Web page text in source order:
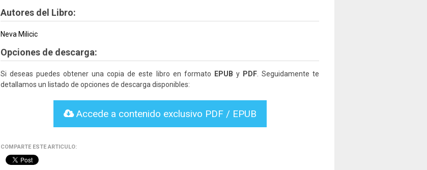
Autores del Libro:
Neva Milicic
Opciones de descarga:
Si deseas puedes obtener una copia de este libro en formato EPUB y PDF. Seguidamente te
detallamos un listado de opciones de descarga disponibles:
Accede a contenido exclusivo PDF / EPUB
COMPARTE ESTE ARTICULO: